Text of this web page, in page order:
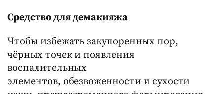
Средство для демакияжа
Чтобы избежать закупоренных пор,
чёрных точек и появления
воспалительных
элементов, обезвоженности и сухости